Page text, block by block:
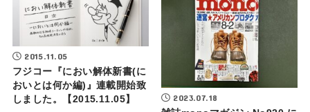
2015.11.05
フジコー『におい解体新書(に
おいとは何か編)』連載開始致
しました。【2015.11.05】
2023.07.18